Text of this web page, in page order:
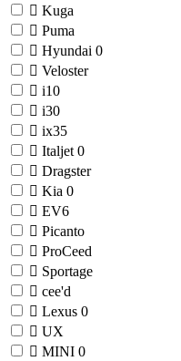
Kuga
Puma
Hyundai 0
Veloster
i10
i30
ix35
Italjet 0
Dragster
Kia 0
EV6
Picanto
ProCeed
Sportage
cee'd
Lexus 0
UX
MINI 0